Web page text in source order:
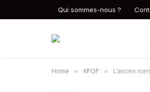
Qui sommes-nous ?
Home » KPOP » L’ancien